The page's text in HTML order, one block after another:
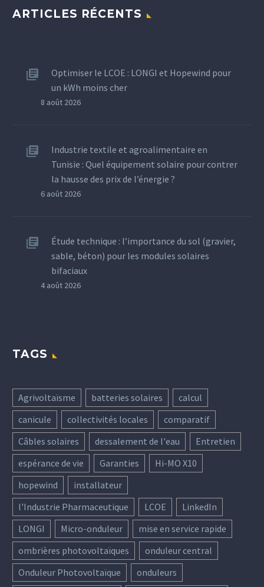
ARTICLES RÉCENTS
Optimiser le LCOE : LONGI et Hopewind pour
un kWh moins cher
8 août 2026
Industrie textile et agroalimentaire en
Tunisie : Quel équipement solaire pour contrer
la hausse des prix de l’énergie ?
6 août 2026
Étude technique : l’importance du sol (gravier,
sable, béton) pour les modules solaires
bifaciaux
4 août 2026
TAGS
Agrivoltaïsme batteries solaires
calcul
canicule
collectivités locales
comparatif
Câbles solaires
dessalement de l'eau
Entretien
espérance de vie
Garanties
Hi-MO X10
hopewind
installateur
l'Industrie Pharmaceutique
LCOE
LinkedIn
LONGI
Micro-onduleur
mise en service rapide
ombrières photovoltaïques
onduleur central
Onduleur Photovoltaïque
onduleurs